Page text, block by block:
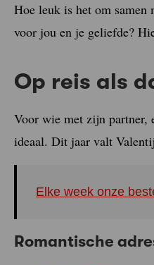
Hoe leuk is het om samen
voor jou en je geliefde?
Op reis als
Voor wie met zijn partner,
ideaal. Dit jaar valt
Elke week onze
Romantische